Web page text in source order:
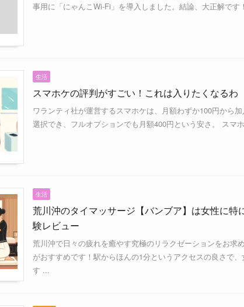
事用に「にゃんこWi-Fi」を導入しました。結論、大正解です
生活
スマホケの評判がすごい！これは入りたくなるわ
ワランティ社が運営するスマホケは、月額わずか100円から
選択でき、フルオプションでも月額400円という安さ。 スマ
生活
荒川沖のタイマッサージ【バンブア】は女性に
験レビュー
荒川沖で日々の疲れを癒やす究極のリラクゼーションをお求
がおすすめです！駅からほんの1分というアクセスの良さで
す ...